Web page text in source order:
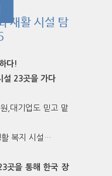
재활 시설 탐
다!
설 23곳을 가다
,대기업도 믿고 맡
활 복지 시설…
곳을 통해 한국 장